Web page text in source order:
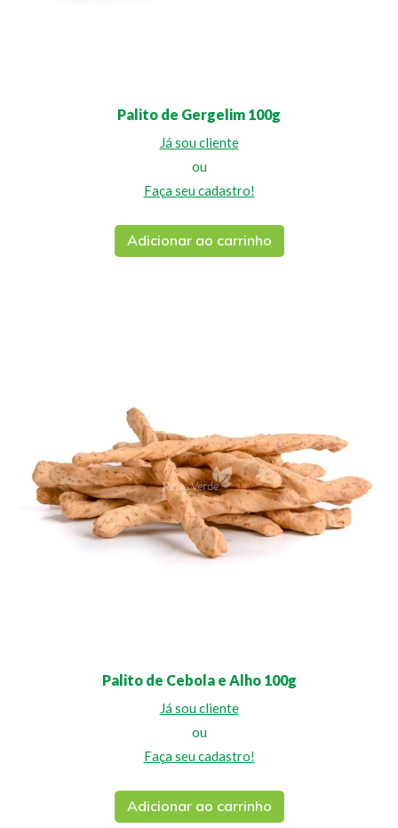
Palito de Gergelim 100g
Já sou cliente
ou
Faça seu cadastro!
Adicionar ao carrinho
Palito de Cebola e Alho 100g
Já sou cliente
ou
Faça seu cadastro!
Adicionar ao carrinho